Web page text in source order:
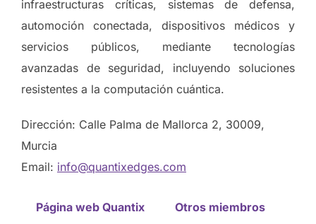
infraestructuras críticas, sistemas de defensa,
automoción conectada, dispositivos médicos y
servicios públicos, mediante tecnologías
avanzadas de seguridad, incluyendo soluciones
resistentes a la computación cuántica.
Dirección: Calle Palma de Mallorca 2, 30009,
Murcia
Email: info@quantixedges.com
Página web Quantix Otros miembros